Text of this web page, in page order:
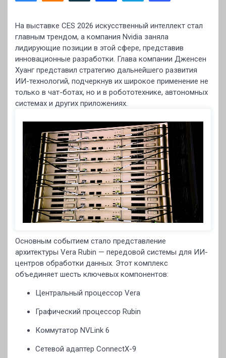
На выставке CES 2026 искусственный интеллект стал
главным трендом, а компания Nvidia заняла
лидирующие позиции в этой сфере, представив
инновационные разработки. Глава компании Дженсен
Хуанг представил стратегию дальнейшего развития
ИИ-технологий, подчеркнув их широкое применение не
только в чат-ботах, но и в робототехнике, автономных
системах и других приложениях.
Основным событием стало представление
архитектуры Vera Rubin — передовой системы для ИИ-
центров обработки данных. Этот комплекс
объединяет шесть ключевых компонентов:
Центральный процессор Vera
Графический процессор Rubin
Коммутатор NVLink 6
Сетевой адаптер ConnectX-9